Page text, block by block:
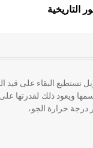
في بلاد الشام
مداميكه وخاصة في
تستطيع البقاء على قيد
ويعود ذلك لقدرتها
درجة حرارة الجو،